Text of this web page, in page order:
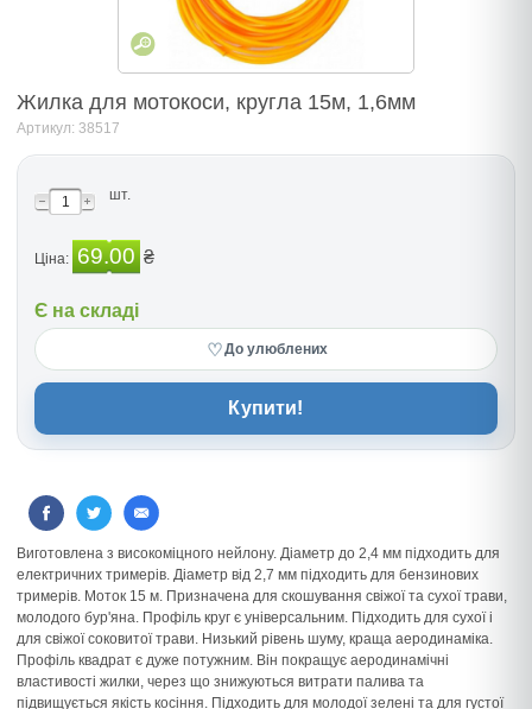
Жилка для мотокоси, кругла 15м, 1,6мм
Артикул: 38517
шт.
Ціна: 69.00 ₴
Є на складі
♡До улюблених
Купити!
Виготовлена з високоміцного нейлону. Діаметр до 2,4 мм підходить для
електричних тримерів. Діаметр від 2,7 мм підходить для бензинових
тримерів. Моток 15 м. Призначена для скошування свіжої та сухої трави,
молодого бур'яна. Профіль круг є універсальним. Підходить для сухої і
для свіжої соковитої трави. Низький рівень шуму, краща аеродинаміка.
Профіль квадрат є дуже потужним. Він покращує аеродинамічні
властивості жилки, через що знижуються витрати палива та
підвищується якість косіння. Підходить для молодої зелені та для густої